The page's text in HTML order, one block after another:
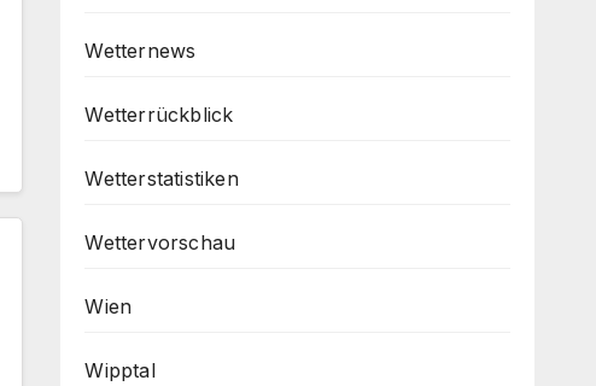
Wetternews
Wetterrückblick
Wetterstatistiken
Wettervorschau
Wien
Wipptal